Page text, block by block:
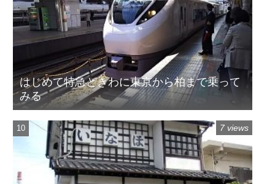
はじめて特急ときわに東京から柏まで乗って
みる
7 views